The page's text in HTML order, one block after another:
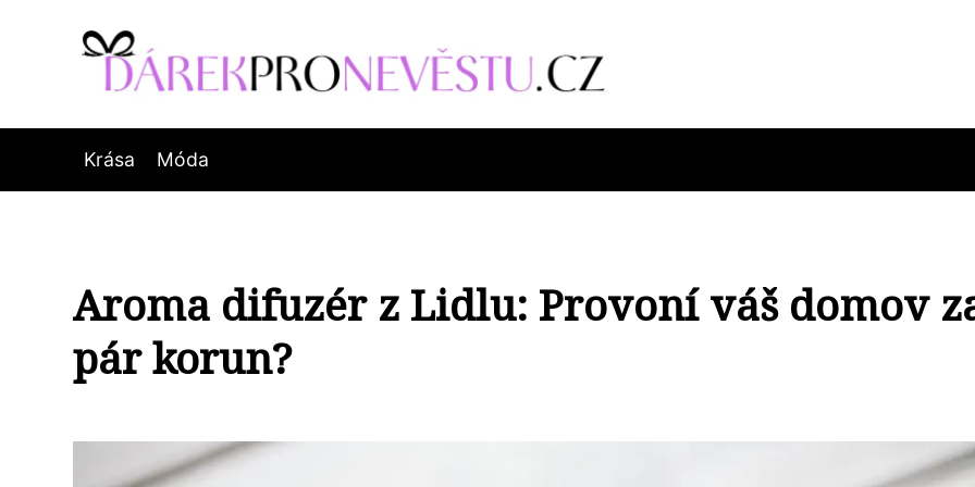
Krása Móda
Aroma difuzér z Lidlu: Provoní váš domov
pár korun?